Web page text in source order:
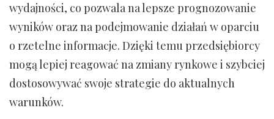
wydajności, co pozwala na lepsze prognozowanie
wyników oraz na podejmowanie działań w oparciu
o rzetelne informacje. Dzięki temu przedsiębiorcy
mogą lepiej reagować na zmiany rynkowe i szybciej
dostosowywać swoje strategie do aktualnych
warunków.